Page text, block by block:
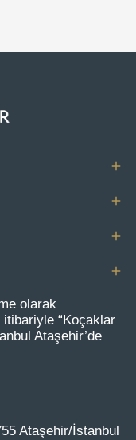
olarak
itibariyle “Koçaklar
Ataşehir’de
Ataşehir/İstanbul